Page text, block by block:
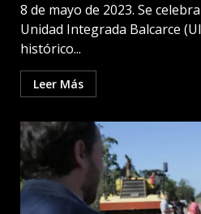
8 de mayo de 2023. Se
Unidad Integrada Balcarce
histórico...
Leer Más